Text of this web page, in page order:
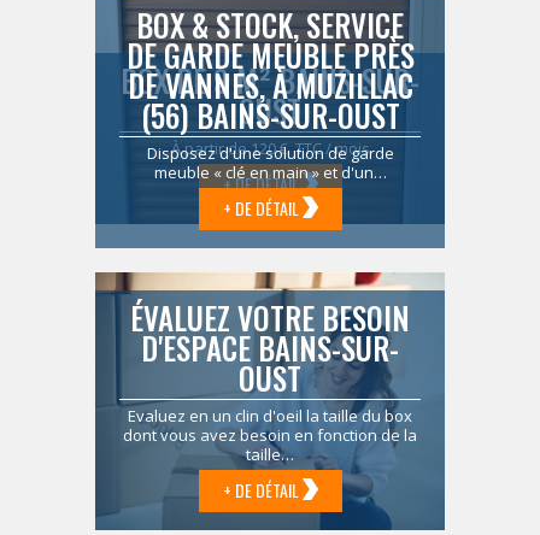
BOX DE 9 M² BAINS-SUR-
OUST
À partir de 120 € TTC / mois
+ DE DÉTAIL
BOX & STOCK, SERVICE
DE GARDE MEUBLE PRÈS
DE VANNES, À MUZILLAC
(56) BAINS-SUR-OUST
Disposez d'une solution de garde
meuble « clé en main » et d'un…
+ DE DÉTAIL
ÉVALUEZ VOTRE BESOIN
D'ESPACE BAINS-SUR-
OUST
Evaluez en un clin d'oeil la taille du box
dont vous avez besoin en fonction de la
taille…
+ DE DÉTAIL